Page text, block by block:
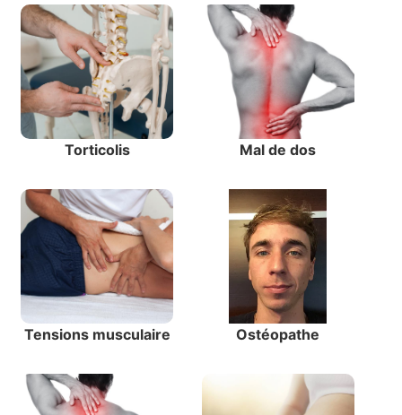
Torticolis Mal de dos
Tensions musculaire Ostéopathe